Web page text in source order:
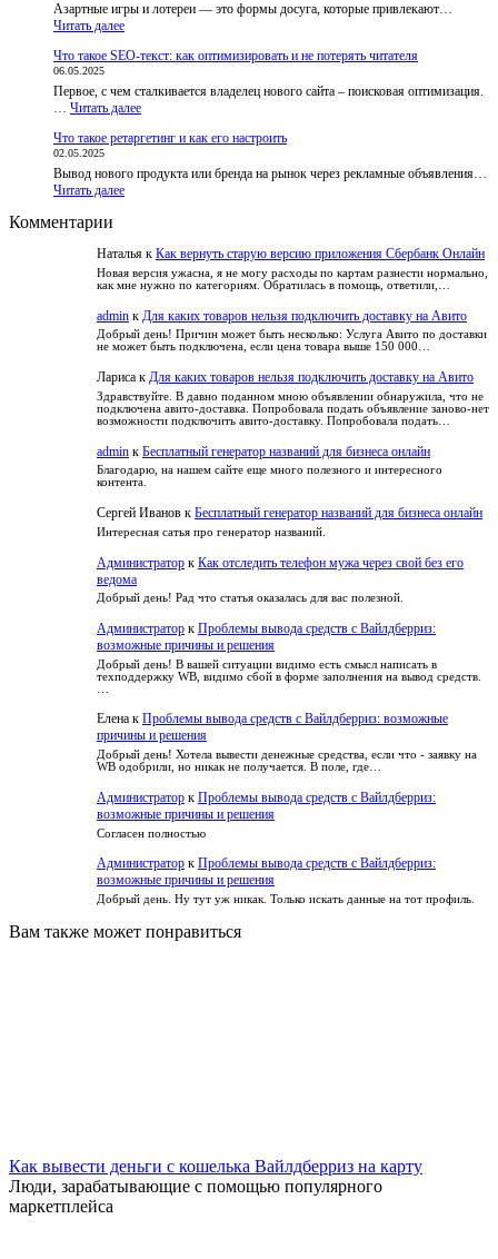
не
теряли
к
или
обвинения
факты
Азартные игры и лотереи — это формы досуга, которые привлекают…
Читать далее:
игры,
и
вера
удачу:
развлечься
безопасно
в
зависимость
Что такое SEO-текст: как оптимизировать и не потерять читателя
06.05.2025
Первое, с чем сталкивается владелец нового сайта – поисковая оптимизация.
… Читать далее:
такое
текст:
потерять
читателя
Что такое ретаргетинг и как его настроить
02.05.2025
Вывод нового продукта или бренда на рынок через рекламные объявления…
Читать далее:
и
как
его
Комментарии
Наталья к Как вернуть старую версию приложения Сбербанк Онлайн
Новая версия ужасна, я не могу расходы по картам разнести нормально,
как мне нужно по категориям. Обратилась в помощь, ответили,…
admin к Для каких товаров нельзя подключить доставку на Авито
Добрый день! Причин может быть несколько: Услуга Авито по доставки
не может быть подключена, если цена товара выше 150 000…
Лариса к Для каких товаров нельзя подключить доставку на Авито
Здравствуйте. В давно поданном мною объявлении обнаружила, что не
подключена авито-доставка. Попробовала подать объявление заново-нет
возможности подключить авито-доставку. Попробовала подать…
admin к Бесплатный генератор названий для бизнеса онлайн
Благодарю, на нашем сайте еще много полезного и интересного
контента.
Сергей Иванов к Бесплатный генератор названий для бизнеса онлайн
Интересная сатья про генератор названий.
Администратор к Как отследить телефон мужа через свой без его
ведома
Добрый день! Рад что статья оказалась для вас полезной.
Администратор к Проблемы вывода средств с Вайлдберриз:
возможные причины и решения
Добрый день! В вашей ситуации видимо есть смысл написать в
техподдержку WB, видимо сбой в форме заполнения на вывод средств.
Елена к Проблемы вывода средств с Вайлдберриз: возможные
причины и решения
Добрый день! Хотела вывести денежные средства, если что - заявку на
WB одобрили, но никак не получается. В поле, где…
Администратор к Проблемы вывода средств с Вайлдберриз:
возможные причины и решения
Согласен полностью
Администратор к Проблемы вывода средств с Вайлдберриз:
возможные причины и решения
Добрый день. Ну тут уж никак. Только искать данные на тот профиль.
Вам также может понравиться
Как вывести деньги с кошелька Вайлдберриз на карту
Люди, зарабатывающие с помощью популярного
маркетплейса